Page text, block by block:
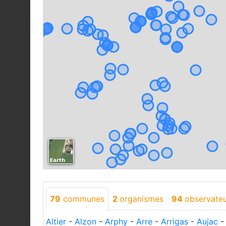
79 communes 2 organismes 94
Altier - Alzon - Arphy - Arre - Arrigas - Aujac -